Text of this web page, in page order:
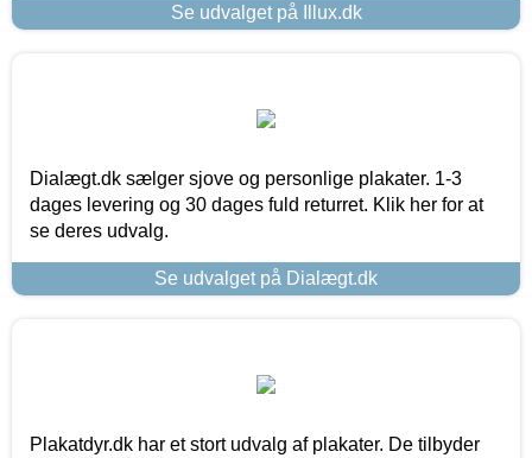
Se udvalget på Illux.dk
Dialægt.dk sælger sjove og personlige plakater. 1-3
dages levering og 30 dages fuld returret. Klik her for at
se deres udvalg.
Se udvalget på Dialægt.dk
Plakatdyr.dk har et stort udvalg af plakater. De tilbyder